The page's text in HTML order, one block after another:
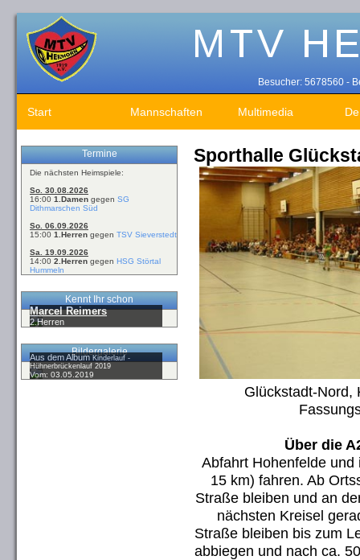
Besucher: 5678560 -
Start Mannschaften Multimedia
Termine
Die nächsten Heimspiele:
So. 30.08.2026
16:00 1.Damen gegen SG
Dithmarschen Süd
So. 06.09.2026
15:00 1.Herren gegen TSV Sieverstedt
Sa. 19.09.2026
14:00 2.Herren gegen HSG Störtal
Hummeln
Kennt Ihr schon
Marcel Reimers
2.Herren
Bildergalerie
Aus dem AlbumKinderlauf -
Hühnerbrückenlauf 2019
Vom: 03.05.2019
Sporthalle
Glückstadt-Nord,
Über die
Abfahrt Hohenfelde
15 km) fahren. Ab
Straße bleiben und an
nächsten Kreisel
Straße bleiben bis zum
abbiegen und nach ca.